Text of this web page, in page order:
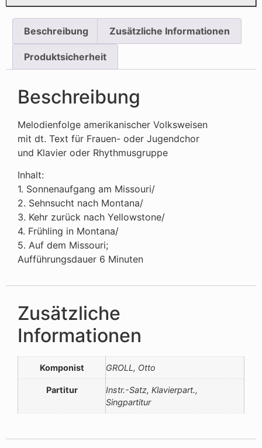
Beschreibung Zusätzliche Informationen
Produktsicherheit
Beschreibung
Melodienfolge amerikanischer Volksweisen
mit dt. Text für Frauen- oder Jugendchor
und Klavier oder Rhythmusgruppe
Inhalt:
1. Sonnenaufgang am Missouri/
2. Sehnsucht nach Montana/
3. Kehr zurück nach Yellowstone/
4. Frühling in Montana/
5. Auf dem Missouri;
Aufführungsdauer 6 Minuten
Zusätzliche
Informationen
Komponist GROLL, Otto
Partitur
Instr.-Satz, Klavierpart.,
Singpartitur